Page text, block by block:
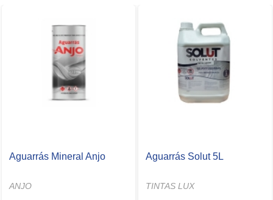
Aguarrás Mineral Anjo
ANJO
Aguarrás Solut 5L
TINTAS LUX